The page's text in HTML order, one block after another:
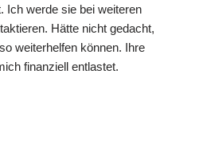
Ich werde sie bei weiteren
Hätte nicht gedacht,
weiterhelfen können. Ihre
finanziell entlastet.